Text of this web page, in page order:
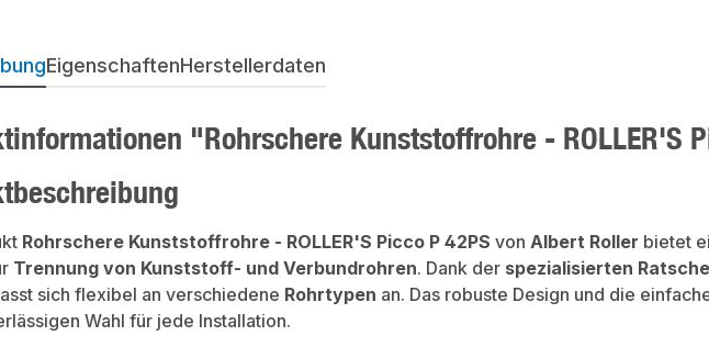
EigenschaftenHerstellerdaten
"Rohrschere Kunststoffrohre - ROLLER'S
Rohrschere Kunststoffrohre - ROLLER'S Picco P 42PS von Albert Roller bietet
Trennung von Kunststoff- und Verbundrohren. Dank der spezialisierten
sich flexibel an verschiedene Rohrtypen an. Das robuste Design und die
Wahl für jede Installation.